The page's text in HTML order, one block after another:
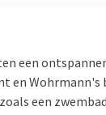
een
en Wohrmann's
een